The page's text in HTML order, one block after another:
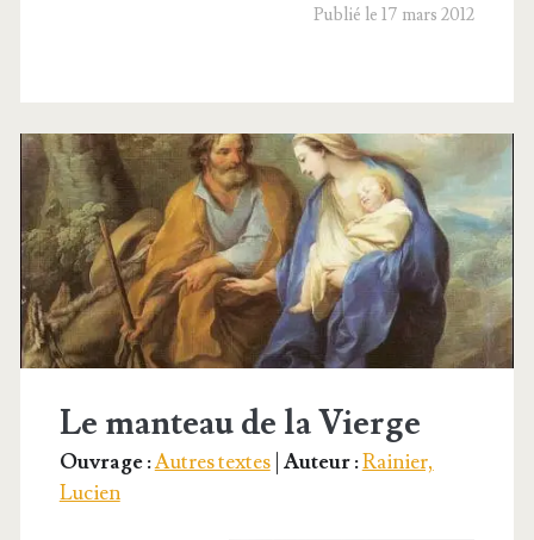
Publié le 17 mars 2012
Le manteau de la Vierge
Ouvrage :Autres textes| Auteur :Rainier,
Lucien